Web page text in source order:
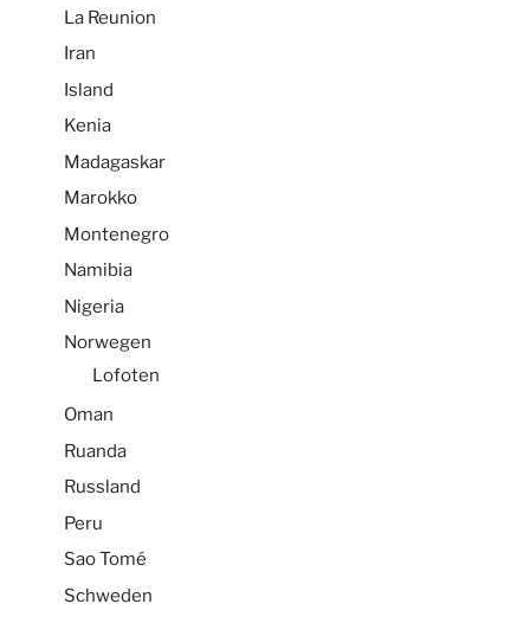
La Reunion
Iran
Island
Kenia
Madagaskar
Marokko
Montenegro
Namibia
Nigeria
Norwegen
Lofoten
Oman
Ruanda
Russland
Peru
Sao Tomé
Schweden